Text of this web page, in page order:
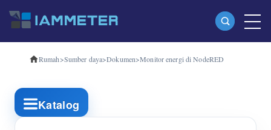
Produk
Pengukur Energi Wi-Fi Fase Tunggal (WEM3080)
Pengukur Energi Wi-Fi Tiga Fase (WEM3080T)
Rumah>Sumber daya>Dokumen>Monitor energi di NodeRED
Katalog